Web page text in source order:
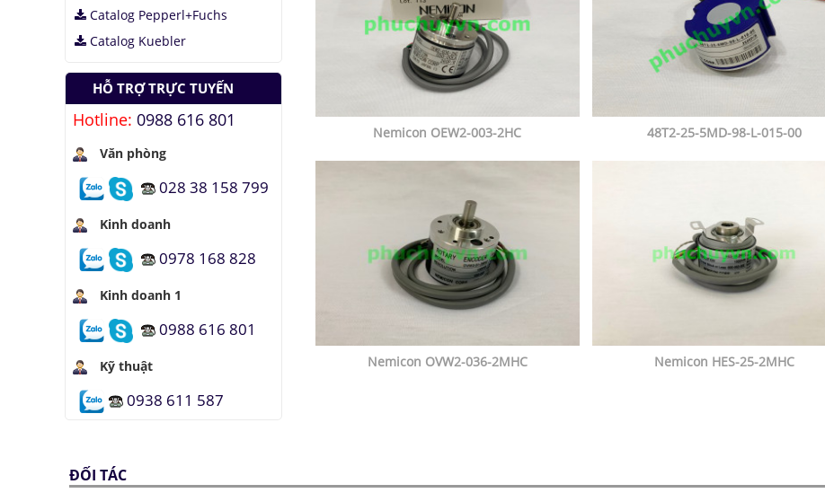
Nemicon OEW2-003-2HC 48T2-25-5MD-98-L-015-00
Nemicon OVW2-036-2MHC Nemicon HES-25-2MHC
Catalog Pepperl+Fuchs
Catalog Kuebler
HỖ TRỢ TRỰC TUYẾN
Hotline: 0988 616 801
Văn phòng
028 38 158 799
Kinh doanh
0978 168 828
Kinh doanh 1
0988 616 801
Kỹ thuật
0938 611 587
ĐỐI TÁC